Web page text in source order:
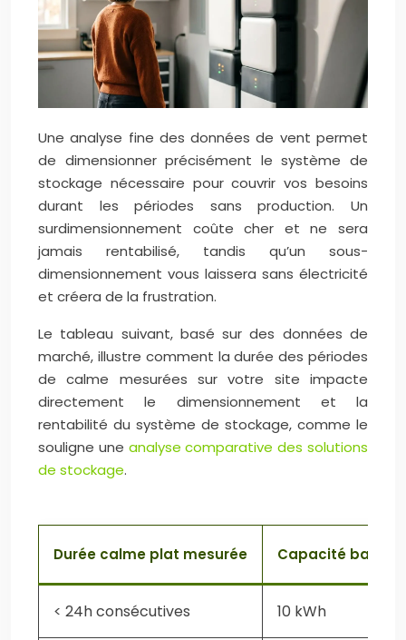
Une analyse fine des données de vent permet
de dimensionner précisément le système de
stockage nécessaire pour couvrir vos besoins
durant les périodes sans production. Un
surdimensionnement coûte cher et ne sera
jamais rentabilisé, tandis qu’un sous-
dimensionnement vous laissera sans électricité
et créera de la frustration.
Le tableau suivant, basé sur des données de
marché, illustre comment la durée des périodes
de calme mesurées sur votre site impacte
directement le dimensionnement et la
rentabilité du système de stockage, comme le
souligne une analyse comparative des solutions
de stockage.
Durée calme plat mesurée Capacité
< 24h consécutives 10 kWh